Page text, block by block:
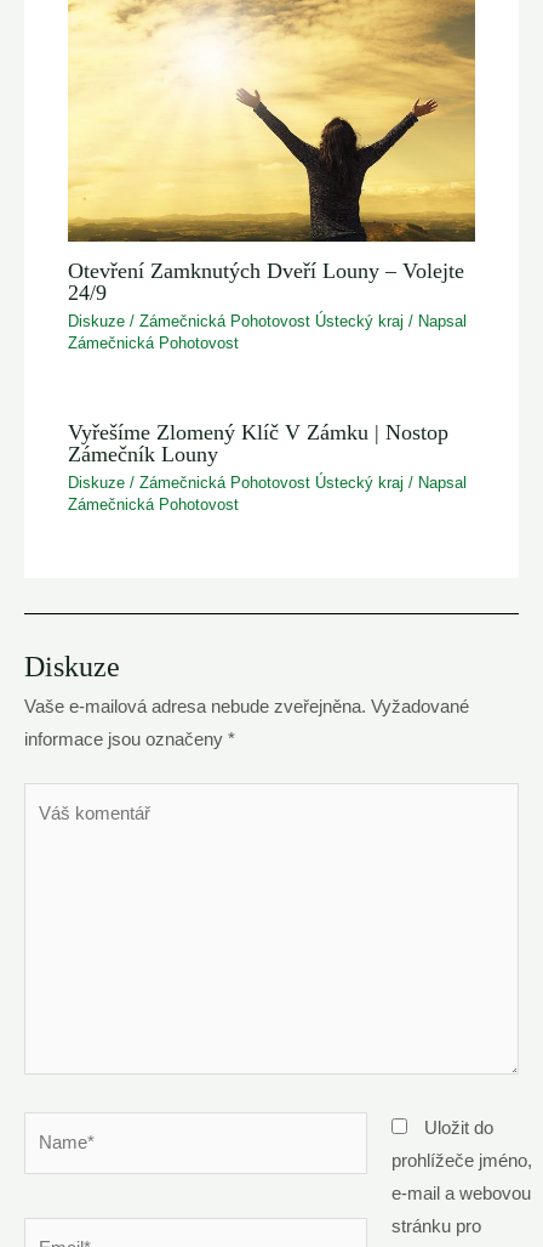
Otevření Zamknutých Dveří Louny – Volejte
24/9
Diskuze /Zámečnická Pohotovost Ústecký kraj / Napsal
Zámečnická Pohotovost
Vyřešíme Zlomený Klíč V Zámku | Nostop
Zámečník Louny
Diskuze /Zámečnická Pohotovost Ústecký kraj / Napsal
Zámečnická Pohotovost
Diskuze
Vaše e-mailová adresa nebude zveřejněna. Vyžadované
informace jsou označeny *
Uložit do
prohlížeče jméno,
e-mail a webovou
stránku pro